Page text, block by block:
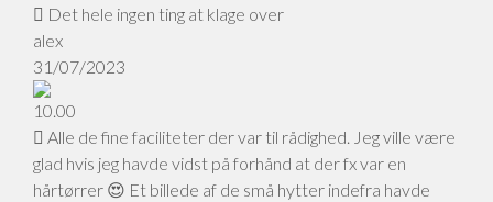
Det hele ingen ting at klage over
alex
31/07/2023
10.00
Alle de fine faciliteter der var til rådighed. Jeg ville være
glad hvis jeg havde vidst på forhånd at der fx var en
hårtørrer 😍 Et billede af de små hytter indefra havde